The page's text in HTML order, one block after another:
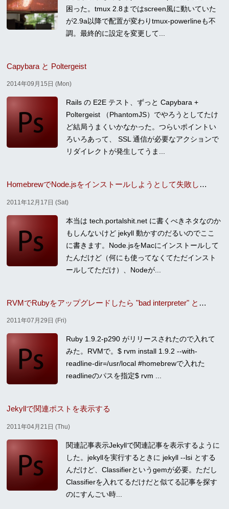
困った。tmux 2.8まではscreen風に動いていた
が2.9a以降で配置が変わりtmux-powerlineも不
調。最終的に設定を変更して...
Capybara と Poltergeist
2014年09月15日 (Mon)
Rails の E2E テスト、ずっと Capybara +
Poltergeist （PhantomJS）でやろうとしてたけ
ど結局うまくいかなかった。つらいポイントい
ろいろあって、 SSL 通信が必要なアクションで
リダイレクトが発生してうま...
HomebrewでNode.jsをインストールしようとして失敗してたけど成功したはなし
2011年12月17日 (Sat)
本当は tech.portalshit.net に書くべきネタなのか
もしんないけど jekyll 動かすのだるいのでここ
に書きます。Node.jsをMacにインストールして
たんだけど（何にも使ってなくてただインスト
ールしてただけ）、Nodeが...
RVMでRubyをアップグレードしたら "bad interpreter" という警告が出る
2011年07月29日 (Fri)
Ruby 1.9.2-p290 がリリースされたので入れて
みた。RVMで。$ rvm install 1.9.2 --with-
readline-dir=/usr/local #homebrewで入れた
readlineのパスを指定$ rvm ...
Jekyllで関連ポストを表示する
2011年04月21日 (Thu)
関連記事表示Jekyllで関連記事を表示するように
した。jekyllを実行するときに jekyll --lsi とする
んだけど、Classifierというgemが必要。ただし
Classifierを入れてるだけだと似てる記事を探す
のにすんごい時...